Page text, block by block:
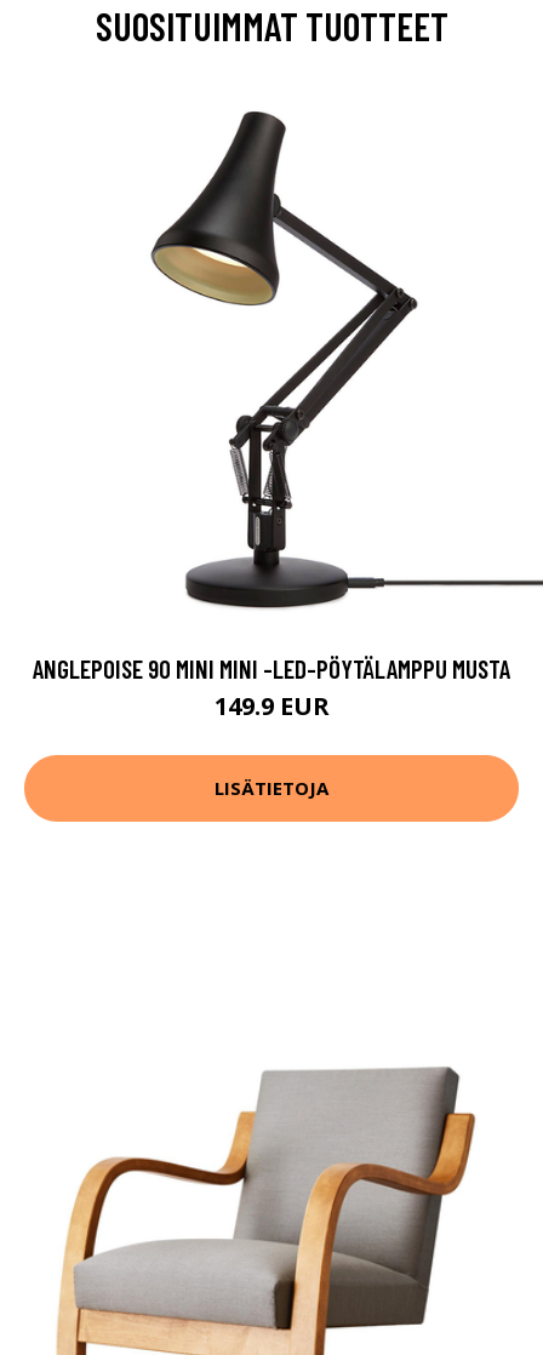
SUOSITUIMMAT TUOTTEET
ANGLEPOISE 90 MINI MINI -LED-PÖYTÄLAMPPU MUSTA
149.9 EUR
LISÄTIETOJA